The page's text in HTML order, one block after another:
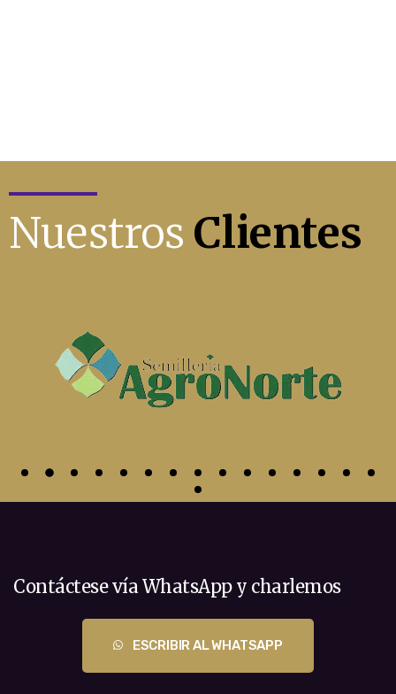
Nuestros Clientes
Contáctese vía WhatsApp y charlemos
ESCRIBIR AL WHATSAPP